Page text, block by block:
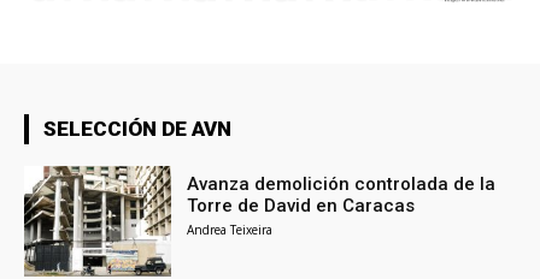
SELECCIÓN DE AVN
Avanza demolición controlada de la
Torre de David en Caracas
Andrea Teixeira